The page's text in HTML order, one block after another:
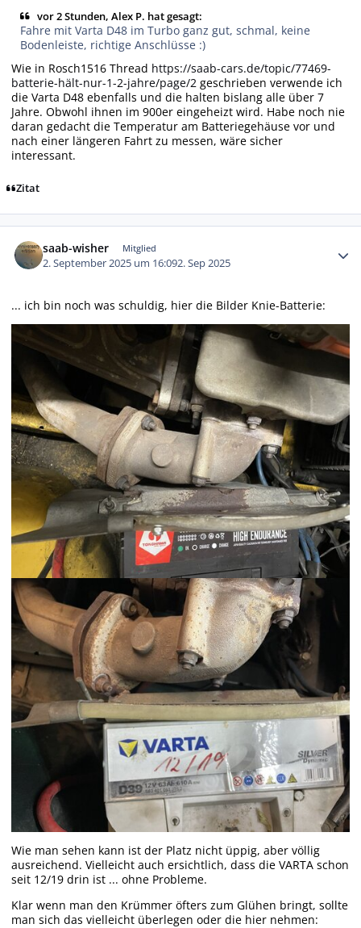
vor 2 Stunden, Alex P. hat gesagt:
Fahre mit Varta D48 im Turbo ganz gut, schmal, keine
Bodenleiste, richtige Anschlüsse :)
Wie in Rosch1516 Thread https://saab-cars.de/topic/77469-
batterie-hält-nur-1-2-jahre/page/2 geschrieben verwende ich
die Varta D48 ebenfalls und die halten bislang alle über 7
Jahre. Obwohl ihnen im 900er eingeheizt wird. Habe noch nie
daran gedacht die Temperatur am Batteriegehäuse vor und
nach einer längeren Fahrt zu messen, wäre sicher
interessant.
Zitat
saab-wisher Mitglied
2. September 2025 um 16:092. Sep 2025
... ich bin noch was schuldig, hier die Bilder Knie-Batterie:
Wie man sehen kann ist der Platz nicht üppig, aber völlig
ausreichend. Vielleicht auch ersichtlich, dass die VARTA schon
seit 12/19 drin ist ... ohne Probleme.
Klar wenn man den Krümmer öfters zum Glühen bringt, sollte
man sich das vielleicht überlegen oder die hier nehmen: